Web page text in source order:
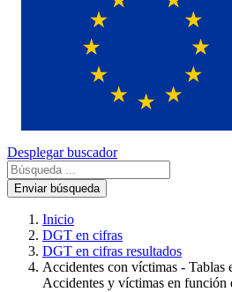
Desplegar buscador
Enviar búsqueda
Inicio
DGT en cifras
DGT en cifras resultados
Accidentes con víctimas - Tablas
Accidentes y víctimas en función